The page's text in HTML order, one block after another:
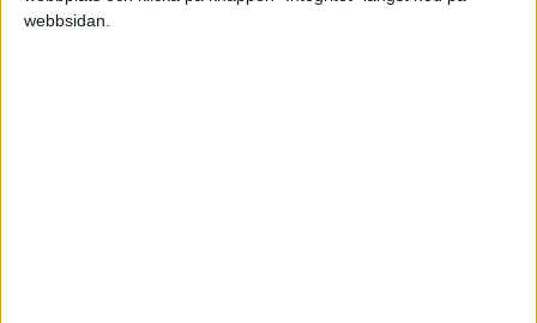
webbsidan.